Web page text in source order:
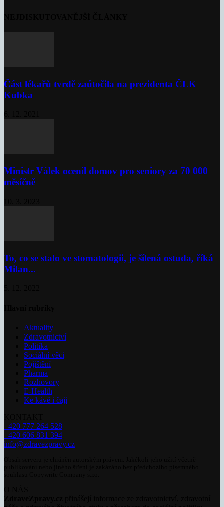
Část lékařů tvrdě zaútočila na prezidenta ČLK
Kubka
Ministr Válek ocenil domov pro seniory za 70 000
měsíčně
To, co se stalo ve stomatologii, je šílená ostuda, říká
Milan...
Aktuality
Zdravotnictví
Politika
Sociální věci
Pojištění
Pharma
Rozhovory
E-Health
Ke kávě i čaji
+420 777 264 528
+420 606 831 394
info@zdravezpravy.cz